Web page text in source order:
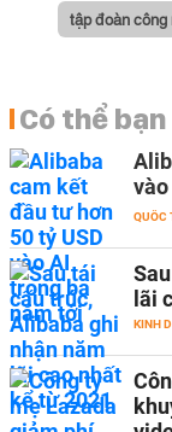
tập đoàn công
Có thể
QUỐC
lãi
KINH